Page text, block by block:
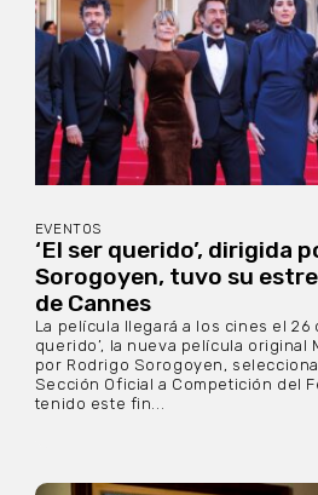
EVENTOS
‘El ser querido’, dirigida
Sorogoyen, tuvo su
de Cannes
La película llegará a los cines el 26
querido’, la nueva película original
por Rodrigo Sorogoyen,
Sección Oficial a Competición del
tenido este fin...